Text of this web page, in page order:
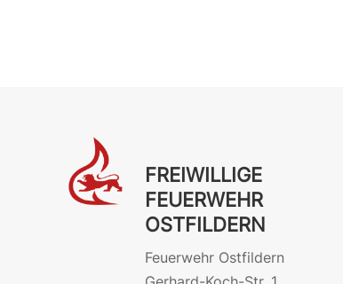
FREIWILLIGE
FEUERWEHR
OSTFILDERN
Feuerwehr Ostfildern